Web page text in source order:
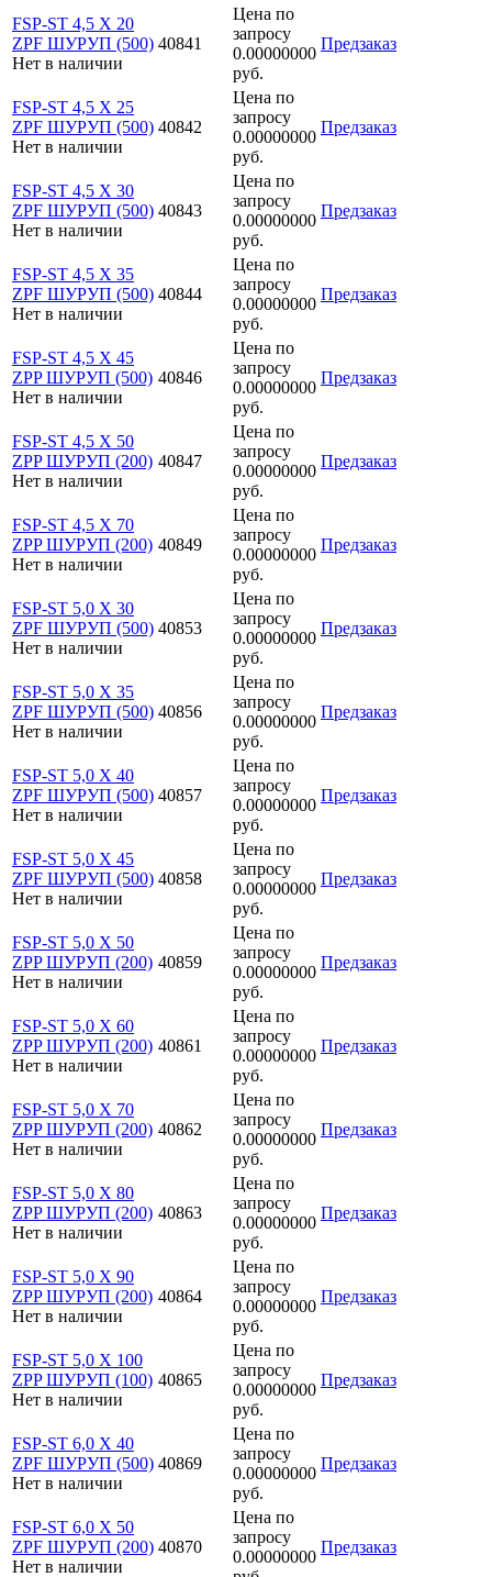
FSP-ST 4,5 X 20
ZPF ШУРУП (500)
Нет в наличии
40841
Цена по
запросу
0.00000000
руб.
Предзаказ
FSP-ST 4,5 X 25
ZPF ШУРУП (500)
Нет в наличии
40842
Цена по
запросу
0.00000000
руб.
Предзаказ
FSP-ST 4,5 X 30
ZPF ШУРУП (500)
Нет в наличии
40843
Цена по
запросу
0.00000000
руб.
Предзаказ
FSP-ST 4,5 X 35
ZPF ШУРУП (500)
Нет в наличии
40844
Цена по
запросу
0.00000000
руб.
Предзаказ
FSP-ST 4,5 X 45
ZPP ШУРУП (500)
Нет в наличии
40846
Цена по
запросу
0.00000000
руб.
Предзаказ
FSP-ST 4,5 X 50
ZPP ШУРУП (200)
Нет в наличии
40847
Цена по
запросу
0.00000000
руб.
Предзаказ
FSP-ST 4,5 X 70
ZPP ШУРУП (200)
Нет в наличии
40849
Цена по
запросу
0.00000000
руб.
Предзаказ
FSP-ST 5,0 X 30
ZPF ШУРУП (500)
Нет в наличии
40853
Цена по
запросу
0.00000000
руб.
Предзаказ
FSP-ST 5,0 X 35
ZPF ШУРУП (500)
Нет в наличии
40856
Цена по
запросу
0.00000000
руб.
Предзаказ
FSP-ST 5,0 X 40
ZPF ШУРУП (500)
Нет в наличии
40857
Цена по
запросу
0.00000000
руб.
Предзаказ
FSP-ST 5,0 X 45
ZPF ШУРУП (500)
Нет в наличии
40858
Цена по
запросу
0.00000000
руб.
Предзаказ
FSP-ST 5,0 X 50
ZPP ШУРУП (200)
Нет в наличии
40859
Цена по
запросу
0.00000000
руб.
Предзаказ
FSP-ST 5,0 X 60
ZPP ШУРУП (200)
Нет в наличии
40861
Цена по
запросу
0.00000000
руб.
Предзаказ
FSP-ST 5,0 X 70
ZPP ШУРУП (200)
Нет в наличии
40862
Цена по
запросу
0.00000000
руб.
Предзаказ
FSP-ST 5,0 X 80
ZPP ШУРУП (200)
Нет в наличии
40863
Цена по
запросу
0.00000000
руб.
Предзаказ
FSP-ST 5,0 X 90
ZPP ШУРУП (200)
Нет в наличии
40864
Цена по
запросу
0.00000000
руб.
Предзаказ
FSP-ST 5,0 X 100
ZPP ШУРУП (100)
Нет в наличии
40865
Цена по
запросу
0.00000000
руб.
Предзаказ
FSP-ST 6,0 X 40
ZPF ШУРУП (500)
Нет в наличии
40869
Цена по
запросу
0.00000000
руб.
Предзаказ
FSP-ST 6,0 X 50
ZPF ШУРУП (200)
Нет в наличии
40870
Цена по
запросу
0.00000000
Предзаказ